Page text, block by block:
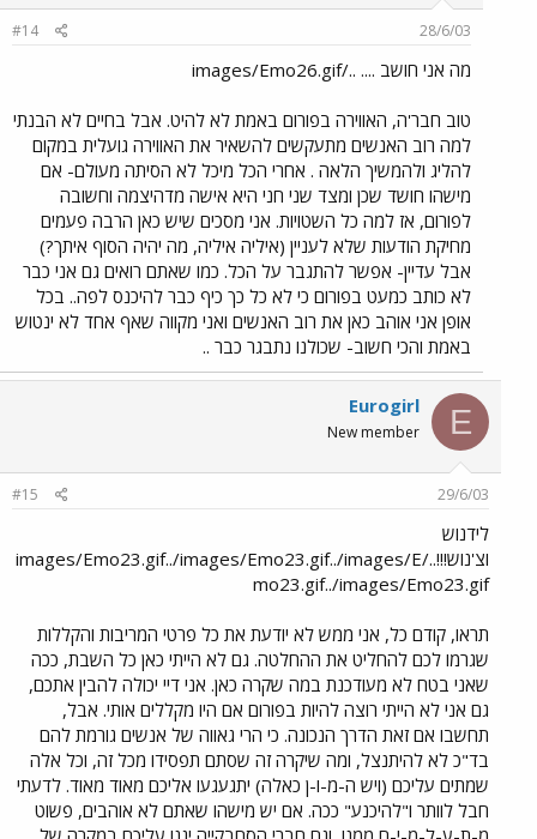
28/6/03
#14
מה אני חושב .... ../images/Emo26.gif
טוב חבר'ה, האווירה בפורום באמת לא להיט. אבל בחיים לא הבנתי
למה רוב האנשים מתעקשים להשאיר את האווירה גועלית במקום
להליג ולהמשיך הלאה . אחרי הכל מיכל לא הסיתה מעולם- אם
מישהו חושד שכן ומצד שני חני היא אישה מדהיצמה וחשובה
לפורום, אז למה כל השטויות. אני מסכים שיש כאן הרבה פעמים
מחיקת הודעות שלא לעניין (איליה איליה, מה יהיה הסוף איתך?)
אבל עדיין- אפשר להתגבר על הכל. כמו שאתם רואים גם אני כבר
לא כותב כמעט בפורום כי לא כל כך כיף כבר להיכנס לפה.. בכל
אופן אני אוהב כאן את רוב האנשים ואני מקווה שאף אחד לא ינטוש
באמת והכי חשוב- שכולנו נתבגר כבר ..
E
Eurogirl
New member
29/6/03
#15
לידנוש
וצ'נוש!!!../images/Emo23.gif../images/Emo23.gif../images/E
mo23.gif../images/Emo23.gif
תראו, קודם כל, אני ממש לא יודעת את כל פרטי המריבות והקללות
שגרמו לכם להחליט את ההחלטה. גם לא הייתי כאן כל השבת, ככה
שאני בטח לא מעודכנת במה שקרה כאן. אני דיי יכולה להבין אתכם,
גם אני לא הייתי רוצה להיות בפורום אם היו מקללים אותי. אבל,
תחשבו אם זאת הדרך הנכונה. כי הרי גאווה של אנשים גורמת להם
בד"כ לא להיתנצל, ומה שיקרה זה שסתם תפסידו מכל זה, וכל אלה
שמתים עליכם (ויש ה-מ-ו-ן כאלה) יתגעגעו אליכם מאוד מאוד. לדעתי
חבל לוותר ו"להיכנע" ככה. אם יש מישהו שאתם לא אוהבים, פשוט